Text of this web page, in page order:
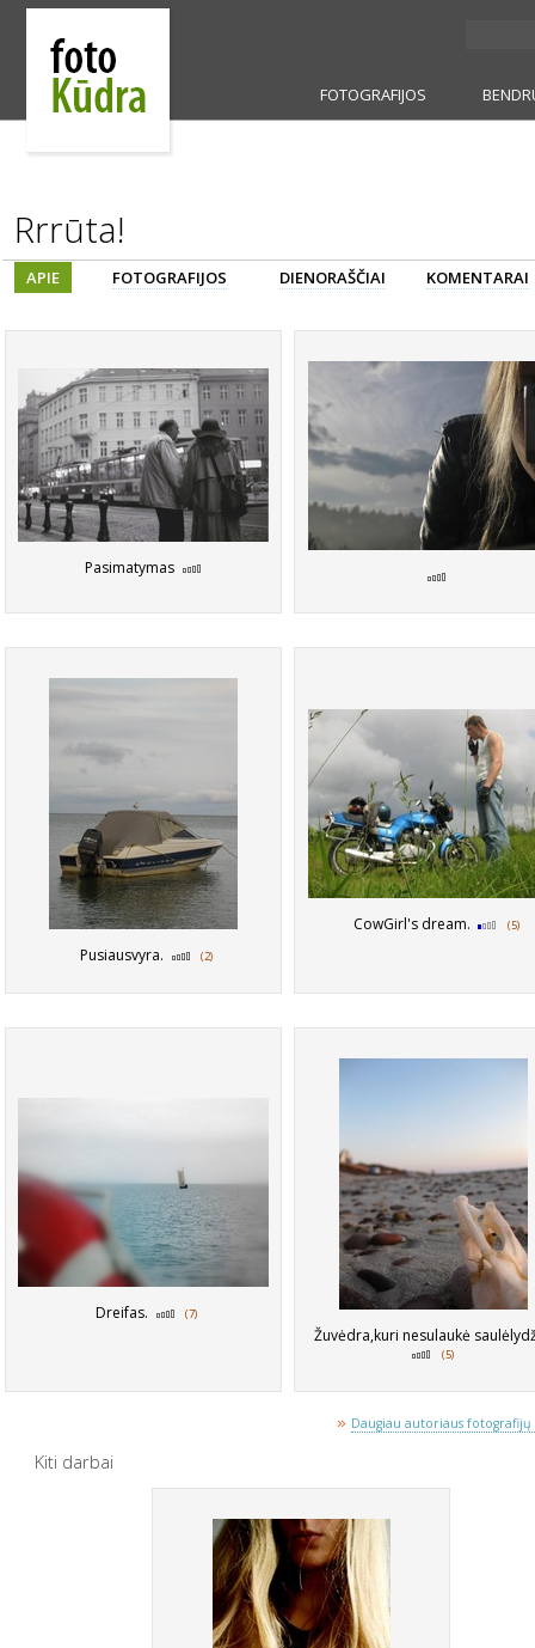
FOTOGRAFIJOS
Rrrūta!
APIE FOTOGRAFIJOS DIENORAŠČIAI KOMENTARAI
Pasimatymas
Pusiausvyra. (2)
CowGirl's dream. (5)
Dreifas. (7)
Žuvėdra,kuri nesulaukė
(5)
» Daugiau autoriaus fotografijų
Kiti darbai